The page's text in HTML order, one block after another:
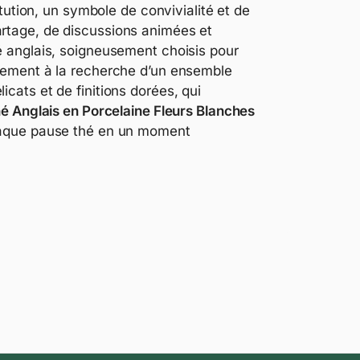
un symbole de convivialité et de
de discussions animées et
soigneusement choisis pour
à la recherche d’un ensemble
et de finitions dorées, qui
Anglais en Porcelaine Fleurs Blanches
pause thé en un moment